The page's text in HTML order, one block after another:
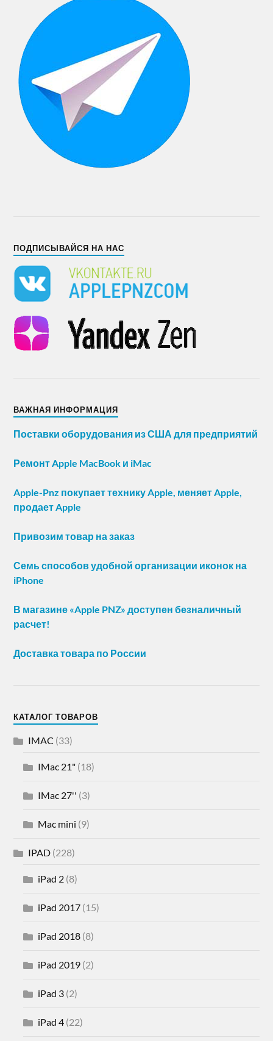
ПОДПИСЫВАЙСЯ НА НАС
ВАЖНАЯ ИНФОРМАЦИЯ
Поставки оборудования из США для предприятий
Ремонт Apple MacBook и iMac
Apple-Pnz покупает технику Apple, меняет Apple,
продает Apple
Привозим товар на заказ
Семь способов удобной организации иконок на
iPhone
В магазине «Apple PNZ» доступен безналичный
расчет!
Доставка товара по России
КАТАЛОГ ТОВАРОВ
IMAC (33)
IMac 21" (18)
IMac 27'' (3)
Mac mini (9)
IPAD (228)
iPad 2 (8)
iPad 2017 (15)
iPad 2018 (8)
iPad 2019 (2)
iPad 3 (2)
iPad 4 (22)